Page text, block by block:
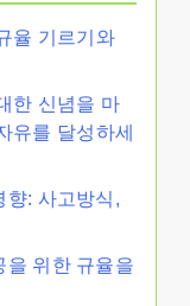
율 기르기와
한 신념을 마
유를 달성하세
향: 사고방식,
을 위한 규율을